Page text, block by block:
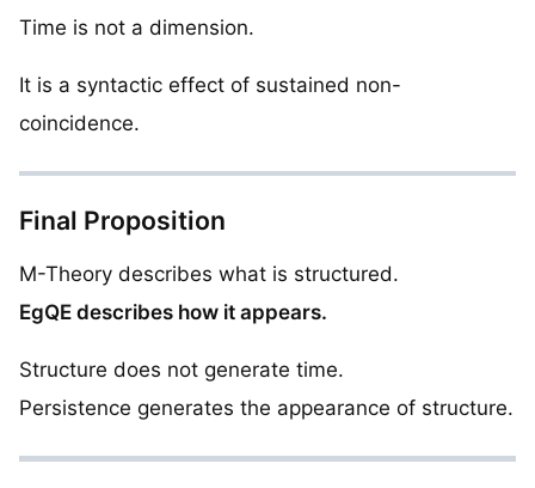
Time is not a dimension.
It is a syntactic effect of sustained non-
coincidence.
Final Proposition
M-Theory describes what is structured.
EgQE describes how it appears.
Structure does not generate time.
Persistence generates the appearance of structure.